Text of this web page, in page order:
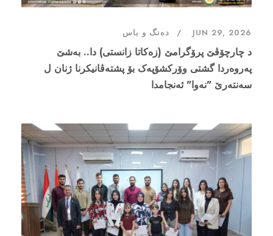
JUN 29, 2026 دەنگ و باس
د چارچۆڤێ پرۆگرامێ (زەکاتا زانستی) دا.. بەشێ
پەروەردا گشتى وۆركشۆپەک بۆ پشتەڤانیکرنا ژنان ل
سەنتەرێ "نەوا" ئەنجامدا